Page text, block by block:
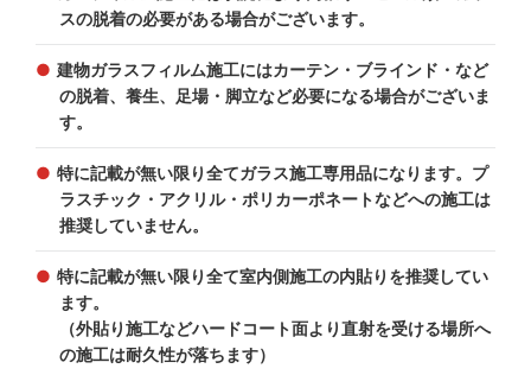
スの脱着の必要がある場合がございます。
建物ガラスフィルム施工にはカーテン・ブラインド・など
の脱着、養生、足場・脚立など必要になる場合がございま
す。
特に記載が無い限り全てガラス施工専用品になります。プ
ラスチック・アクリル・ポリカーポネートなどへの施工は
推奨していません。
特に記載が無い限り全て室内側施工の内貼りを推奨してい
ます。
（外貼り施工などハードコート面より直射を受ける場所へ
の施工は耐久性が落ちます）